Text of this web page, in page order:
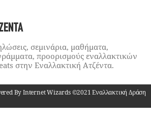
σεμινάρια, μαθήματα,
προορισμούς εναλλακτικών
στην Εναλλακτική Ατζέντα.
By Internet Wizards ©2021 Εναλλακτική Δράση